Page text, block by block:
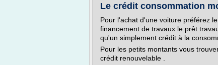
Le crédit consommation
Pour l'achat d'une voiture préférez
financement de travaux le prêt
qu'un simplement crédit à la
Pour les petits montants vous
crédit renouvelable .